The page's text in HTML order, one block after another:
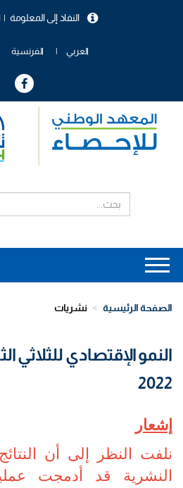
النفاذ إلى المعلومة
العربي الفرنسية
Main
navigation
الصفحة الرئيسية نشريات
النمو الإقتصادي للثلاثي
2022
إشعار
نلفت النظر إلى أن
النشرية قد أدمجت